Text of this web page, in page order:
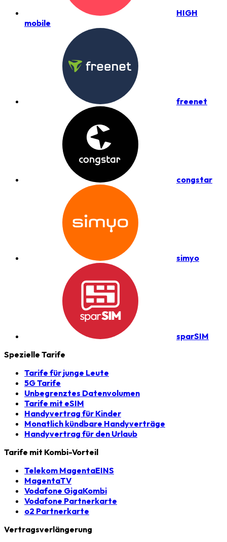
HIGH
mobile
freenet
congstar
simyo
sparSIM
Spezielle Tarife
Tarife für junge Leute
5G Tarife
Unbegrenztes Datenvolumen
Tarife mit eSIM
Handyvertrag für Kinder
Monatlich kündbare Handyverträge
Handyvertrag für den Urlaub
Tarife mit Kombi-Vorteil
Telekom MagentaEINS
MagentaTV
Vodafone GigaKombi
Vodafone Partnerkarte
o2 Partnerkarte
Vertragsverlängerung